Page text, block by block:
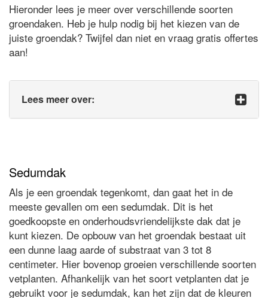
Hieronder lees je meer over verschillende soorten
groendaken. Heb je hulp nodig bij het kiezen van de
juiste groendak? Twijfel dan niet en vraag gratis offertes
aan!
Lees meer over:
Sedumdak
Als je een groendak tegenkomt, dan gaat het in de
meeste gevallen om een sedumdak. Dit is het
goedkoopste en onderhoudsvriendelijkste dak dat je
kunt kiezen. De opbouw van het groendak bestaat uit
een dunne laag aarde of substraat van 3 tot 8
centimeter. Hier bovenop groeien verschillende soorten
vetplanten. Afhankelijk van het soort vetplanten dat je
gebruikt voor je sedumdak, kan het zijn dat de kleuren